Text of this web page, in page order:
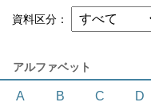
資料区分
アルファベット
A B C D